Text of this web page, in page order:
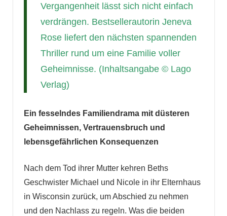
Vergangenheit lässt sich nicht einfach
verdrängen. Bestsellerautorin Jeneva
Rose liefert den nächsten spannenden
Thriller rund um eine Familie voller
Geheimnisse. (Inhaltsangabe © Lago
Verlag)
Ein fesselndes Familiendrama mit düsteren
Geheimnissen, Vertrauensbruch und
lebensgefährlichen Konsequenzen
Nach dem Tod ihrer Mutter kehren Beths
Geschwister Michael und Nicole in ihr Elternhaus
in Wisconsin zurück, um Abschied zu nehmen
und den Nachlass zu regeln. Was die beiden